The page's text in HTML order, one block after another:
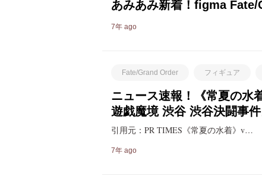
あみあみ新着！figma
7年 ago
Fate/Grand Order フィギュア
ニュース速報！《常夏の水
遊戯魔境 渋谷 渋谷決闘事
引用元：PR TIMES《常夏の水着》v…
7年 ago